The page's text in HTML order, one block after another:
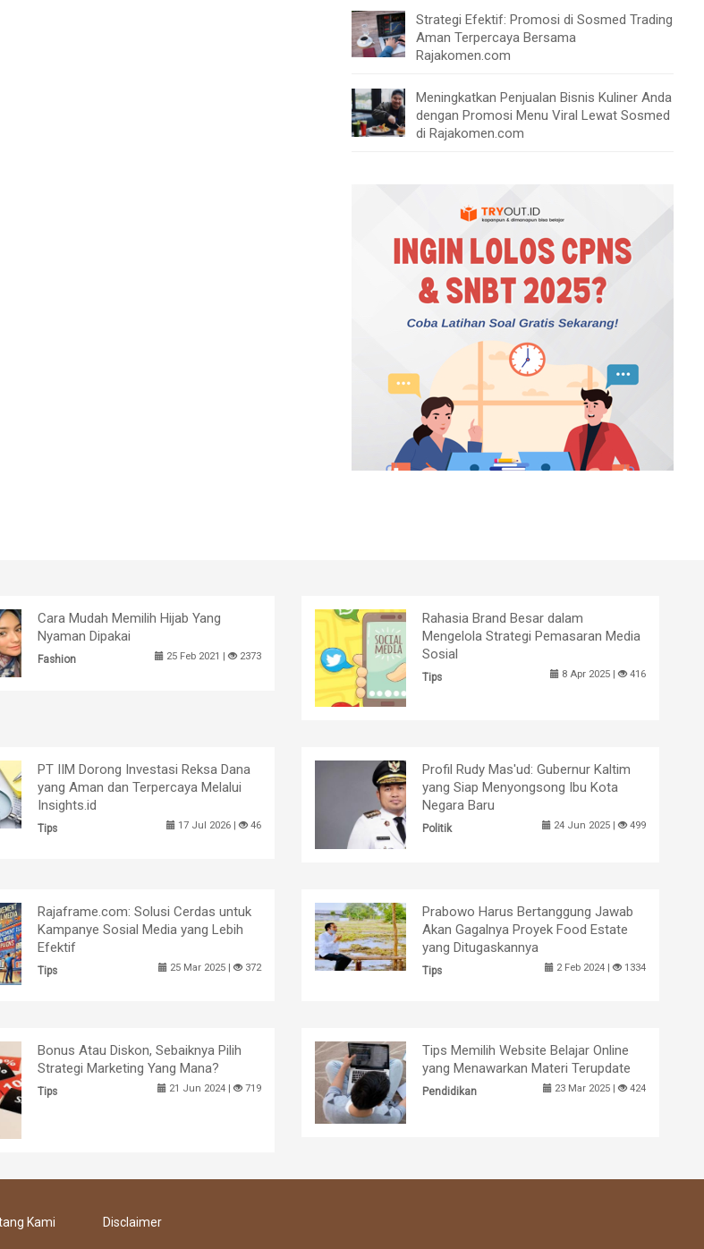
Strategi Efektif: Promosi di Sosmed Trading
Aman Terpercaya Bersama
Rajakomen.com
Meningkatkan Penjualan Bisnis Kuliner Anda
dengan Promosi Menu Viral Lewat Sosmed
di Rajakomen.com
Cara Mudah Memilih Hijab Yang
Nyaman Dipakai
Fashion 25 Feb 2021 | 2373
Rahasia Brand Besar dalam
Mengelola Strategi Pemasaran Media
Sosial
Tips 8 Apr 2025 | 416
PT IIM Dorong Investasi Reksa Dana
yang Aman dan Terpercaya Melalui
Insights.id
Tips 17 Jul 2026 | 46
Profil Rudy Mas'ud: Gubernur Kaltim
yang Siap Menyongsong Ibu Kota
Negara Baru
Politik 24 Jun 2025 | 499
Rajaframe.com: Solusi Cerdas untuk
Kampanye Sosial Media yang Lebih
Efektif
Tips 25 Mar 2025 | 372
Prabowo Harus Bertanggung Jawab
Akan Gagalnya Proyek Food Estate
yang Ditugaskannya
Tips 2 Feb 2024 | 1334
Bonus Atau Diskon, Sebaiknya Pilih
Strategi Marketing Yang Mana?
Tips 21 Jun 2024 | 719
Tips Memilih Website Belajar Online
yang Menawarkan Materi Terupdate
Pendidikan 23 Mar 2025 | 424
Kami Disclaimer